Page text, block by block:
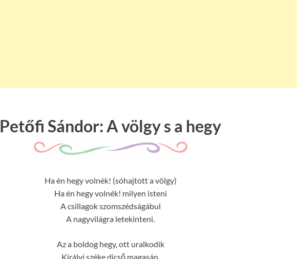
Petőfi Sándor: A völgy s a hegy
Ha én hegy volnék! (sóhajtott a völgy)
Ha én hegy volnék! milyen isteni
A csillagok szomszédságábul
A nagyvilágra letekinteni.
Az a boldog hegy, ott uralkodik
Királyi széke dicső magasán,